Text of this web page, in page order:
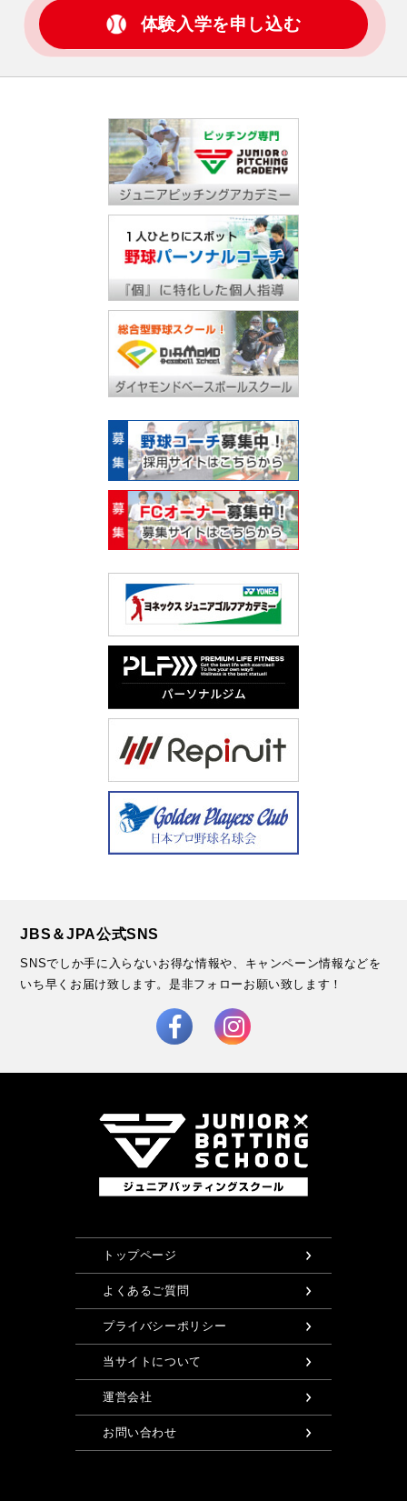
体験入学を申し込む
JBS＆JPA公式SNS
SNSでしか手に入らないお得な情報や、キャンペーン情報などを
いち早くお届け致します。是非フォローお願い致します！
トップページ
よくあるご質問
プライバシーポリシー
当サイトについて
運営会社
お問い合わせ